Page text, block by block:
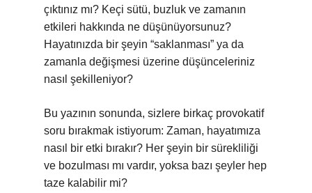
çıktınız mı? Keçi sütü, buzluk ve zamanın
etkileri hakkında ne düşünüyorsunuz?
Hayatınızda bir şeyin “saklanması” ya da
zamanla değişmesi üzerine düşünceleriniz
nasıl şekilleniyor?
Bu yazının sonunda, sizlere birkaç provokatif
soru bırakmak istiyorum: Zaman, hayatımıza
nasıl bir etki bırakır? Her şeyin bir sürekliliği
ve bozulması mı vardır, yoksa bazı şeyler hep
taze kalabilir mi?